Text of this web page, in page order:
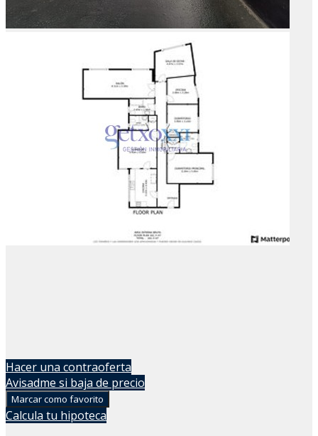
Hacer una contraoferta
Avisadme si baja de precio
Marcar como favorito
Calcula tu hipoteca